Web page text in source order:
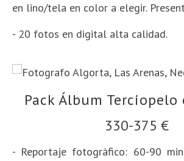
en lino/tela en color a elegir.
- 20 fotos en digital alta calidad.
Pack Álbum Terciopelo
330-375 €
- Reportaje fotográfico: 60-90